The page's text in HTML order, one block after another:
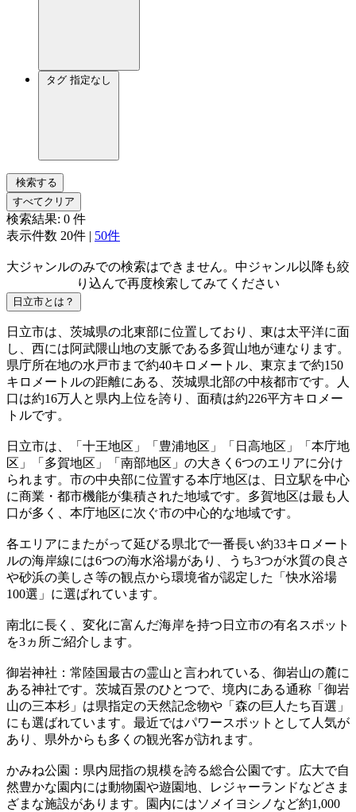
タグ 指定なし
検索する
すべてクリア
検索結果: 0 件
表示件数 20件 | 50件
大ジャンルのみでの検索はできません。中ジャンル以降も絞
り込んで再度検索してみてください
日立市とは？
日立市は、茨城県の北東部に位置しており、東は太平洋に面
し、西には阿武隈山地の支脈である多賀山地が連なります。
県庁所在地の水戸市まで約40キロメートル、東京まで約150
キロメートルの距離にある、茨城県北部の中核都市です。人
口は約16万人と県内上位を誇り、面積は約226平方キロメー
トルです。
日立市は、「十王地区」「豊浦地区」「日高地区」「本庁地
区」「多賀地区」「南部地区」の大きく6つのエリアに分け
られます。市の中央部に位置する本庁地区は、日立駅を中心
に商業・都市機能が集積された地域です。多賀地区は最も人
口が多く、本庁地区に次ぐ市の中心的な地域です。
各エリアにまたがって延びる県北で一番長い約33キロメート
ルの海岸線には6つの海水浴場があり、うち3つが水質の良さ
や砂浜の美しさ等の観点から環境省が認定した「快水浴場
100選」に選ばれています。
南北に長く、変化に富んだ海岸を持つ日立市の有名スポット
を3ヵ所ご紹介します。
御岩神社：常陸国最古の霊山と言われている、御岩山の麓に
ある神社です。茨城百景のひとつで、境内にある通称「御岩
山の三本杉」は県指定の天然記念物や「森の巨人たち百選」
にも選ばれています。最近ではパワースポットとして人気が
あり、県外からも多くの観光客が訪れます。
かみね公園：県内屈指の規模を誇る総合公園です。広大で自
然豊かな園内には動物園や遊園地、レジャーランドなどさま
ざまな施設があります。園内にはソメイヨシノなど約1,000